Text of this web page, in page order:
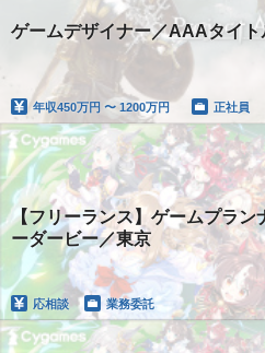
ゲームデザイナー／AAAタイト
年収450万円 〜 1200万円 正社員
【フリーランス】ゲームプラン
ーダービー／東京
応相談 業務委託